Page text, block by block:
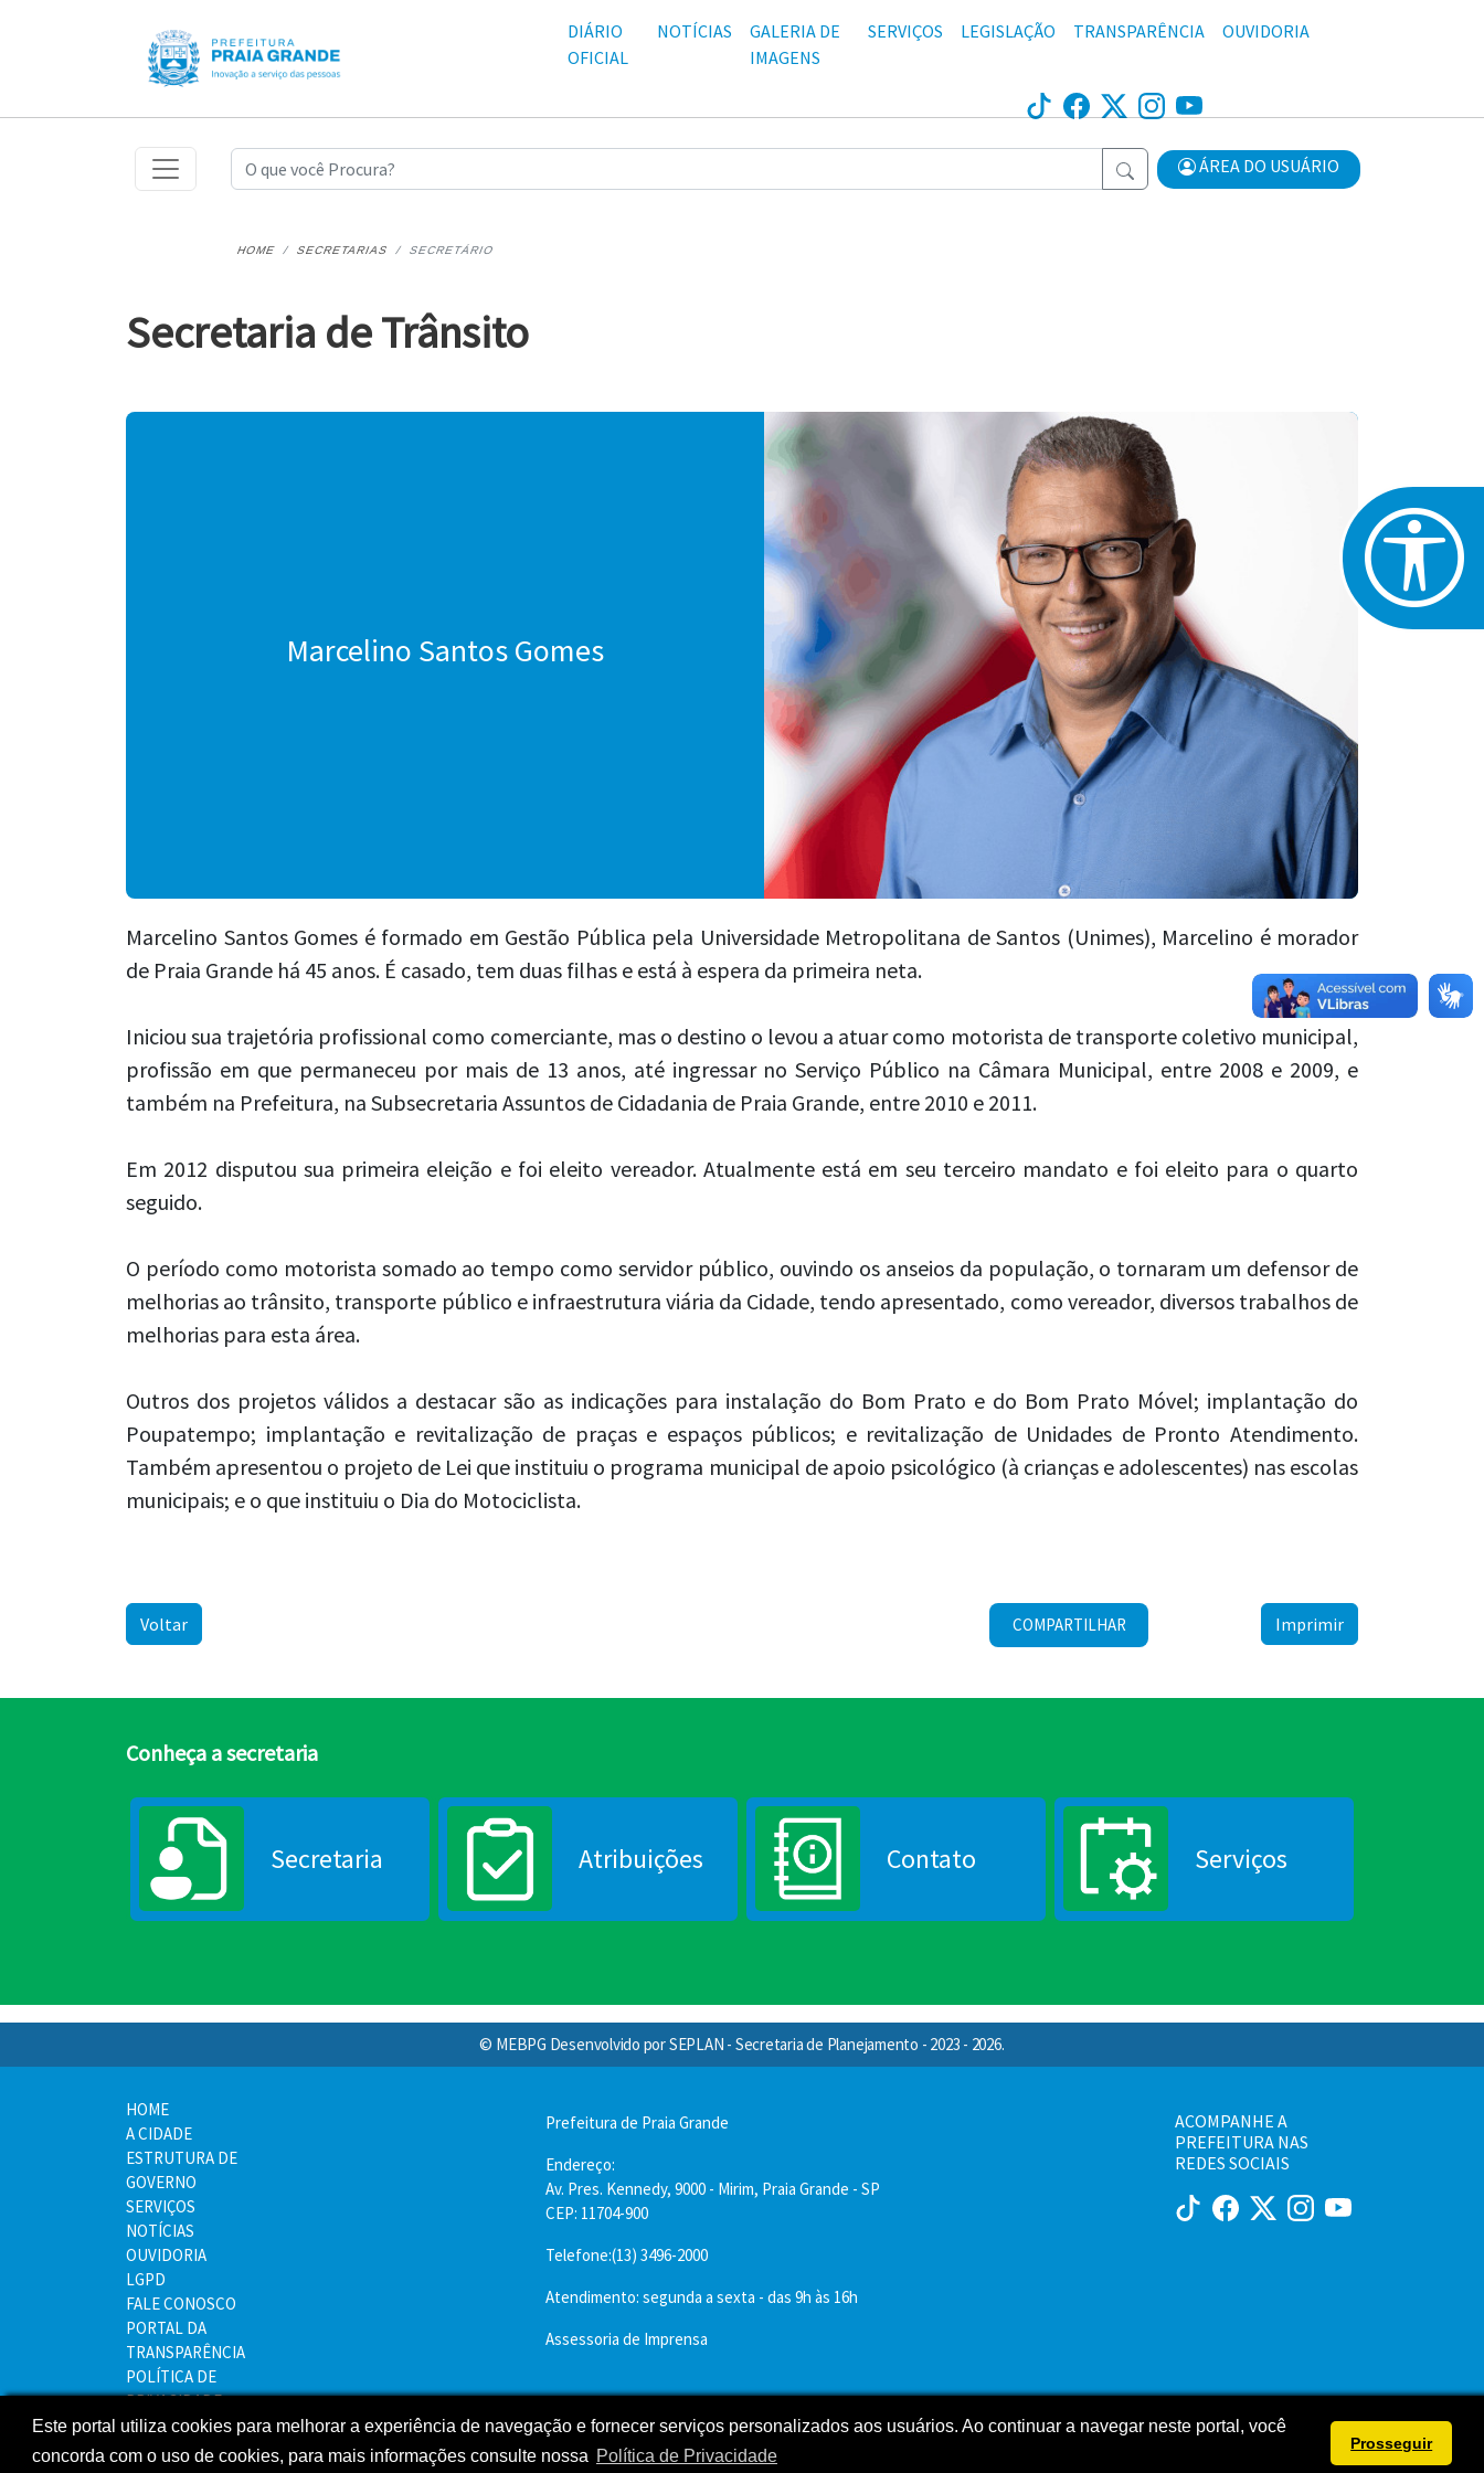
Este portal utiliza cookies para melhorar a experiência de navegação e fornecer serviços personalizados aos usuários. Ao continuar a navegar neste portal, você
concorda com o uso de cookies, para mais informações consulte nossa Política de Privacidade
Prosseguir
DIÁRIO
OFICIAL
NOTÍCIAS
GALERIA DE
IMAGENS
SERVIÇOS LEGISLAÇÃO TRANSPARÊNCIA OUVIDORIA
ÁREA DO USUÁRIO
HOME SECRETARIAS SECRETÁRIO
Secretaria de Trânsito
Marcelino Santos Gomes
Marcelino Santos Gomes é formado em Gestão Pública pela Universidade Metropolitana de Santos (Unimes), Marcelino é morador
de Praia Grande há 45 anos. É casado, tem duas filhas e está à espera da primeira neta.
Iniciou sua trajetória profissional como comerciante, mas o destino o levou a atuar como motorista de transporte coletivo municipal,
profissão em que permaneceu por mais de 13 anos, até ingressar no Serviço Público na Câmara Municipal, entre 2008 e 2009, e
também na Prefeitura, na Subsecretaria Assuntos de Cidadania de Praia Grande, entre 2010 e 2011.
Em 2012 disputou sua primeira eleição e foi eleito vereador. Atualmente está em seu terceiro mandato e foi eleito para o quarto
seguido.
O período como motorista somado ao tempo como servidor público, ouvindo os anseios da população, o tornaram um defensor de
melhorias ao trânsito, transporte público e infraestrutura viária da Cidade, tendo apresentado, como vereador, diversos trabalhos de
melhorias para esta área.
Outros dos projetos válidos a destacar são as indicações para instalação do Bom Prato e do Bom Prato Móvel; implantação do
Poupatempo; implantação e revitalização de praças e espaços públicos; e revitalização de Unidades de Pronto Atendimento.
Também apresentou o projeto de Lei que instituiu o programa municipal de apoio psicológico (à crianças e adolescentes) nas escolas
municipais; e o que instituiu o Dia do Motociclista.
Voltar COMPARTILHAR Imprimir
Conheça a secretaria
Secretaria Atribuições Contato Serviços
© MEBPG Desenvolvido por SEPLAN - Secretaria de Planejamento - 2023 - 2026.
HOME
A CIDADE
ESTRUTURA DE
GOVERNO
SERVIÇOS
NOTÍCIAS
OUVIDORIA
LGPD
FALE CONOSCO
PORTAL DA
TRANSPARÊNCIA
POLÍTICA DE
PRIVACIDADE
MAPA DO SITE
Prefeitura de Praia Grande
Endereço:
Av. Pres. Kennedy, 9000 - Mirim, Praia Grande - SP
CEP: 11704-900
Telefone:(13) 3496-2000
Atendimento: segunda a sexta - das 9h às 16h
Assessoria de Imprensa
ACOMPANHE A
PREFEITURA NAS
REDES SOCIAIS